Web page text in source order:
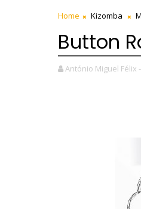
Home Kizomba
Button
António Miguel Félix -